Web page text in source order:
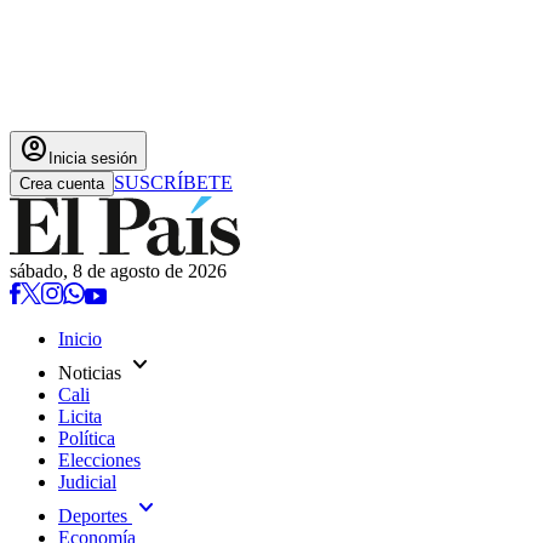
account_circle Inicia sesión
Crea cuenta SUSCRÍBETE
sábado, 8 de agosto de 2026
Inicio
Noticias expand_more
Cali
Licita
Política
Elecciones
Judicial
Deportes expand_more
Economía